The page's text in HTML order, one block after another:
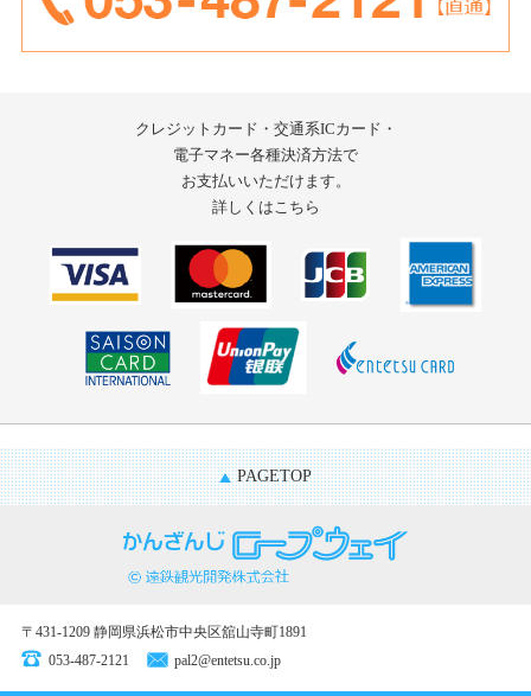
クレジットカード・交通系ICカード・
電子マネー各種決済方法で
お支払いいただけます。
詳しくはこちら
PAGETOP
〒431-1209 静岡県浜松市中央区舘山寺町1891
053-487-2121
pal2@entetsu.co.jp